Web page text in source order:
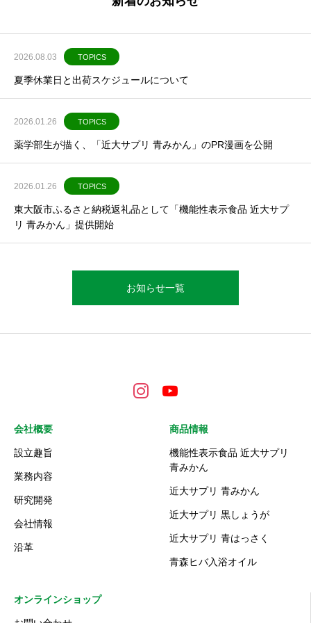
2026.08.03 TOPICS
夏季休業日と出荷スケジュールについて
2026.01.26 TOPICS
薬学部生が描く、「近大サプリ 青みかん」のPR漫画を公開
2026.01.26 TOPICS
東大阪市ふるさと納税返礼品として「機能性表示食品 近大サプ
リ 青みかん」提供開始
お知らせ一覧
会社概要
設立趣旨
業務内容
研究開発
会社情報
沿革
商品情報
機能性表示食品 近大サプリ
青みかん
近大サプリ 青みかん
近大サプリ 黒しょうが
近大サプリ 青はっさく
青森ヒバ入浴オイル
オンラインショップ